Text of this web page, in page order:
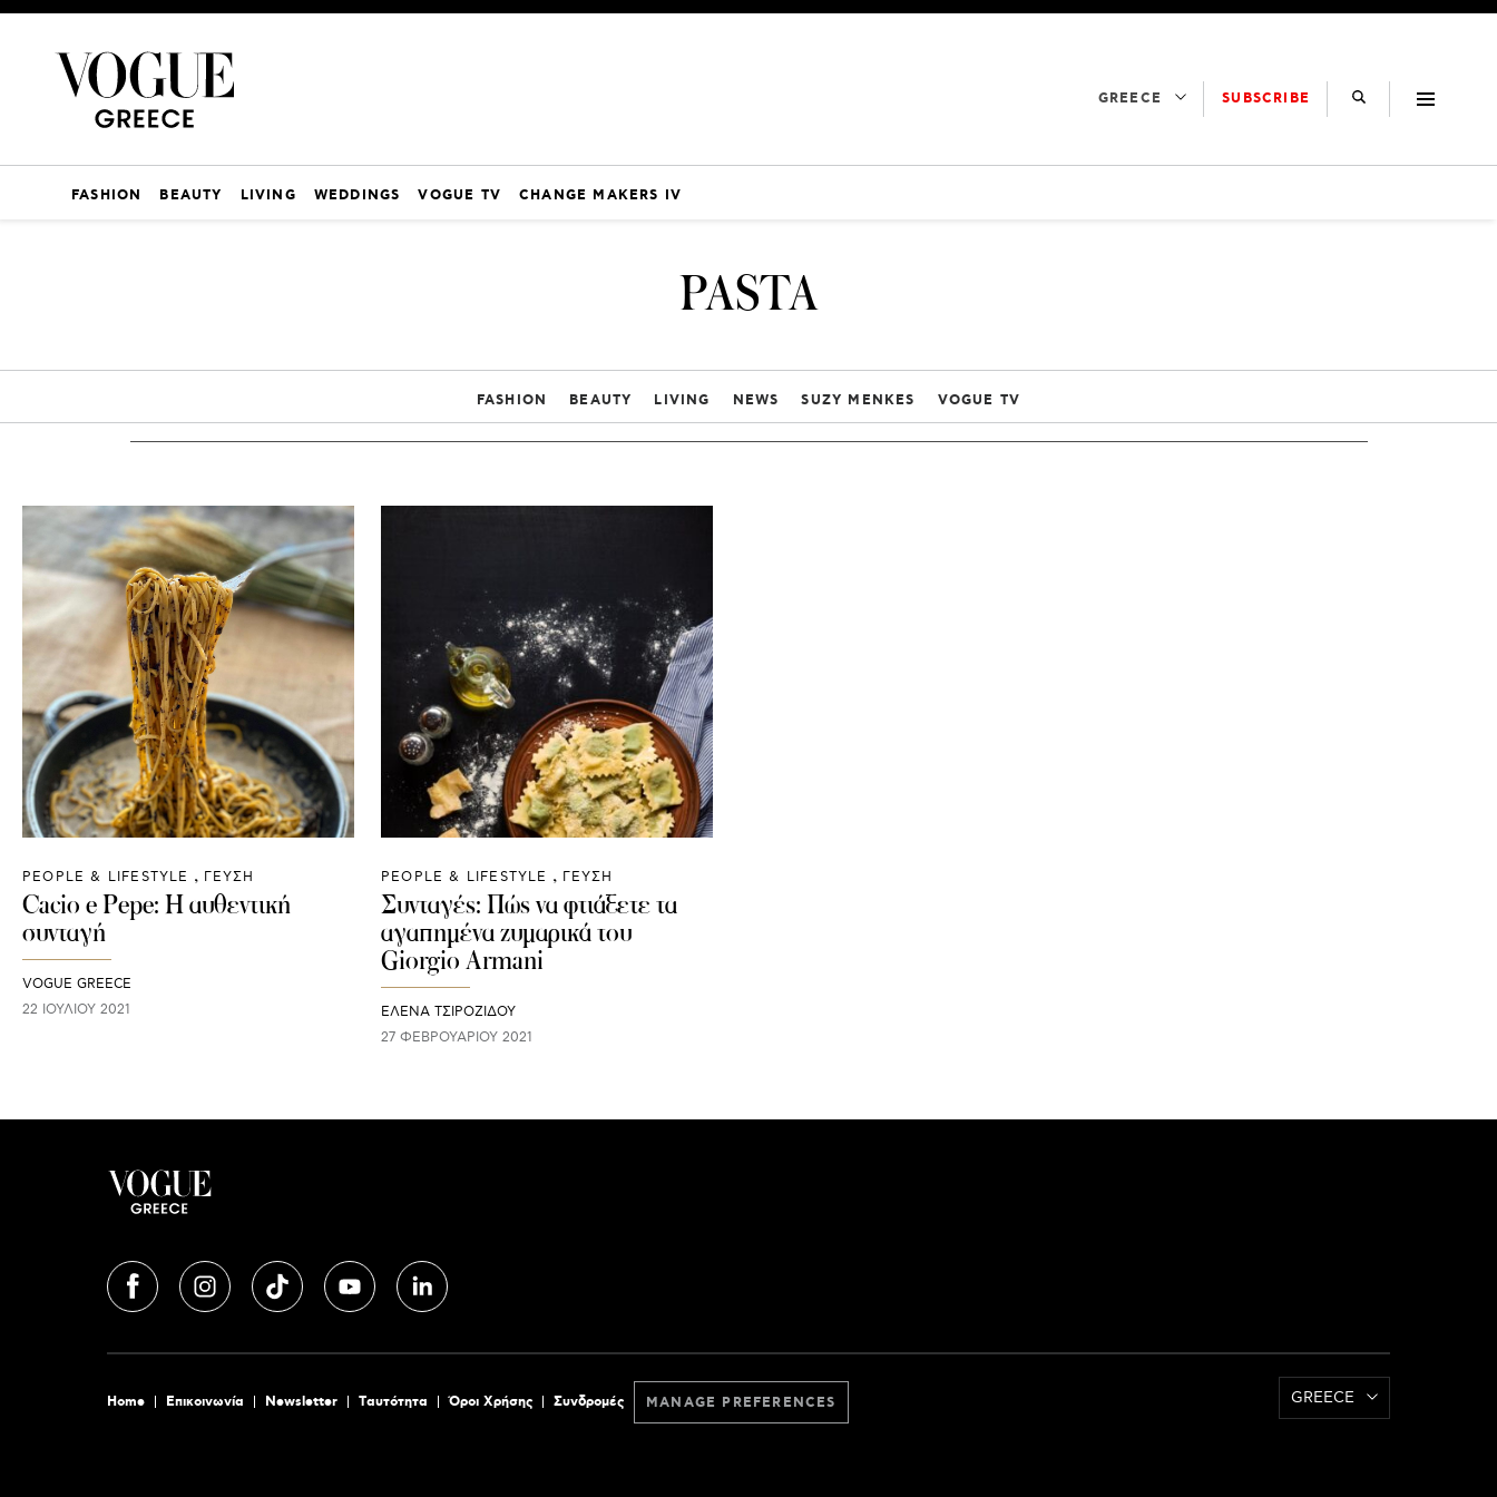
GREECE SUBSCRIBE
FASHION BEAUTY LIVING WEDDINGS VOGUE TV CHANGE MAKERS IV
PASTA
FASHION BEAUTY LIVING NEWS SUZY MENKES VOGUE TV
PEOPLE & LIFESTYLE ΓΕΥΣΗ
Cacio e Pepe: Η αυθεντική
συνταγή
VOGUE GREECE
22 ΙΟΥΛΊΟΥ 2021
PEOPLE & LIFESTYLE ΓΕΥΣΗ
Συνταγές: Πώς να φτιάξετε τα
αγαπημένα ζυμαρικά του
Giorgio Armani
ΈΛΕΝΑ ΤΣΙΡΟΖΊΔΟΥ
27 ΦΕΒΡΟΥΑΡΊΟΥ 2021
Home Επικοινωνία Newsletter Tαυτότητα Όροι Χρήσης Συνδρομές MANAGE PREFERENCES GREECE